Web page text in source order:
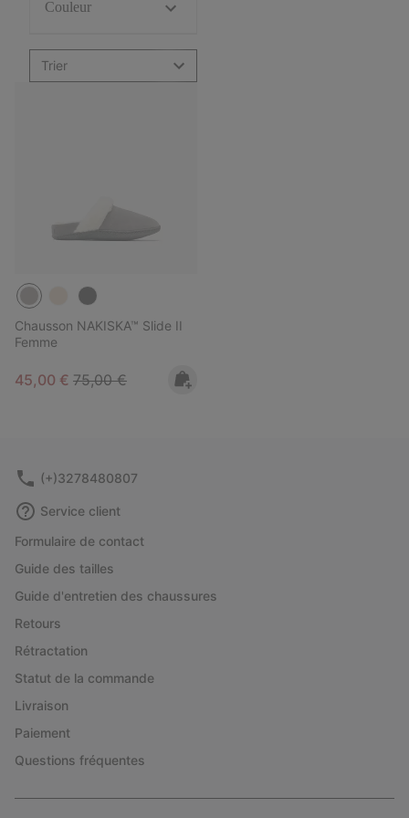
Couleur
Trier
Chausson NAKISKA™ Slide II
Femme
Sale price:
45,00 € Regular price:
75,00 €
(+)3278480807
Service client
Formulaire de contact
Guide des tailles
Guide d'entretien des chaussures
Retours
Rétractation
Statut de la commande
Livraison
Paiement
Questions fréquentes